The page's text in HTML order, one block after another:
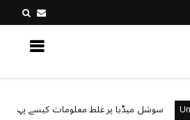
سوشل میڈیا پر غلط معلومات کیسے پہچانیں؟